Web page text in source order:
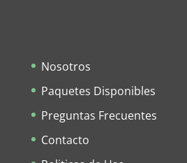
Nosotros
Paquetes Disponibles
Preguntas Frecuentes
Contacto